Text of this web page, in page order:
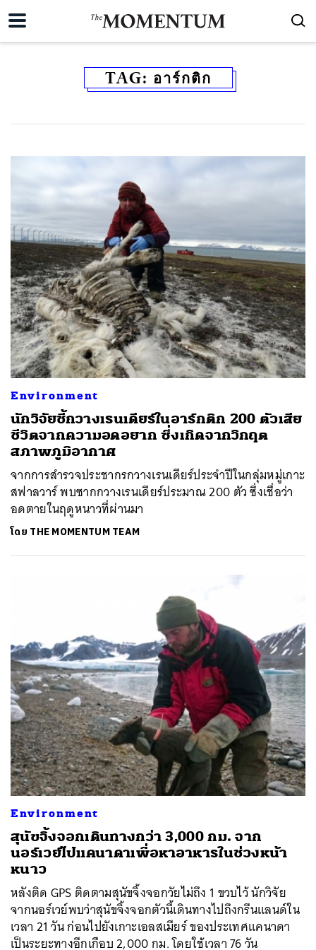
TAG: อาร์กติก
Environment
นักวิจัยชี้กวางเรนเดียร์ในอาร์กติก 200 ตัวเสีย
ชีวิตจากความอดอยาก ซึ่งเกิดจากวิกฤต
สภาพภูมิอากาศ
จากการสำรวจประชากรกวางเรนเดียร์ประจำปีในกลุ่มหมู่เกาะ
สฟาลวาร์ พบซากกวางเรนเดียร์ประมาณ 200 ตัว ซึ่งเชื่อว่า
อดตายในฤดูหนาวที่ผ่านมา
โดย THE MOMENTUM TEAM
Environment
สุนัขจิ้งจอกเดินทางกว่า 3,000 กม. จาก
นอร์เวย์ไปแคนาดาเพื่อหาอาหารในช่วงหน้า
หนาว
หลังติด GPS ติดตามสุนัขจิ้งจอกวัยไม่ถึง 1 ขวบไว้ นักวิจัย
จากนอร์เวย์พบว่าสุนัขจิ้งจอกตัวนี้เดินทางไปถึงกรีนแลนด์ใน
เวลา 21 วัน ก่อนไปยังเกาะเอลสเมียร์ ของประเทศแคนาดา
เป็นระยะทางอีกเกือบ 2,000 กม. โดยใช้เวลา 76 วัน
LINE